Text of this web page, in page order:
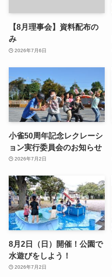
【8月理事会】資料配布の
み
2026年7月6日
小雀50周年記念レクレーシ
ョン実行委員会のお知らせ
2026年7月2日
8月2日（日）開催！公園で
水遊びをしよう！
2026年7月2日